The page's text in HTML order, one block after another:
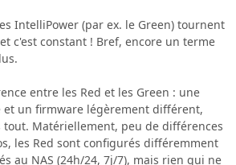
IntelliPower (par ex. le Green) tournent
c'est constant ! Bref, encore un terme
entre les Red et les Green : une
un firmware légèrement différent,
tout. Matériellement, peu de différences
les Red sont configurés différemment
au NAS (24h/24, 7j/7), mais rien qui ne